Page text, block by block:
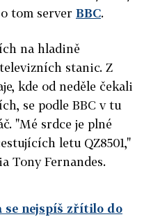
tom server BBC.
na hladině
stanic. Z
kde od neděle čekali
se podle BBC v tu
"Mé srdce je plné
letu QZ8501,"
Tony Fernandes.
se nejspíš zřítilo do